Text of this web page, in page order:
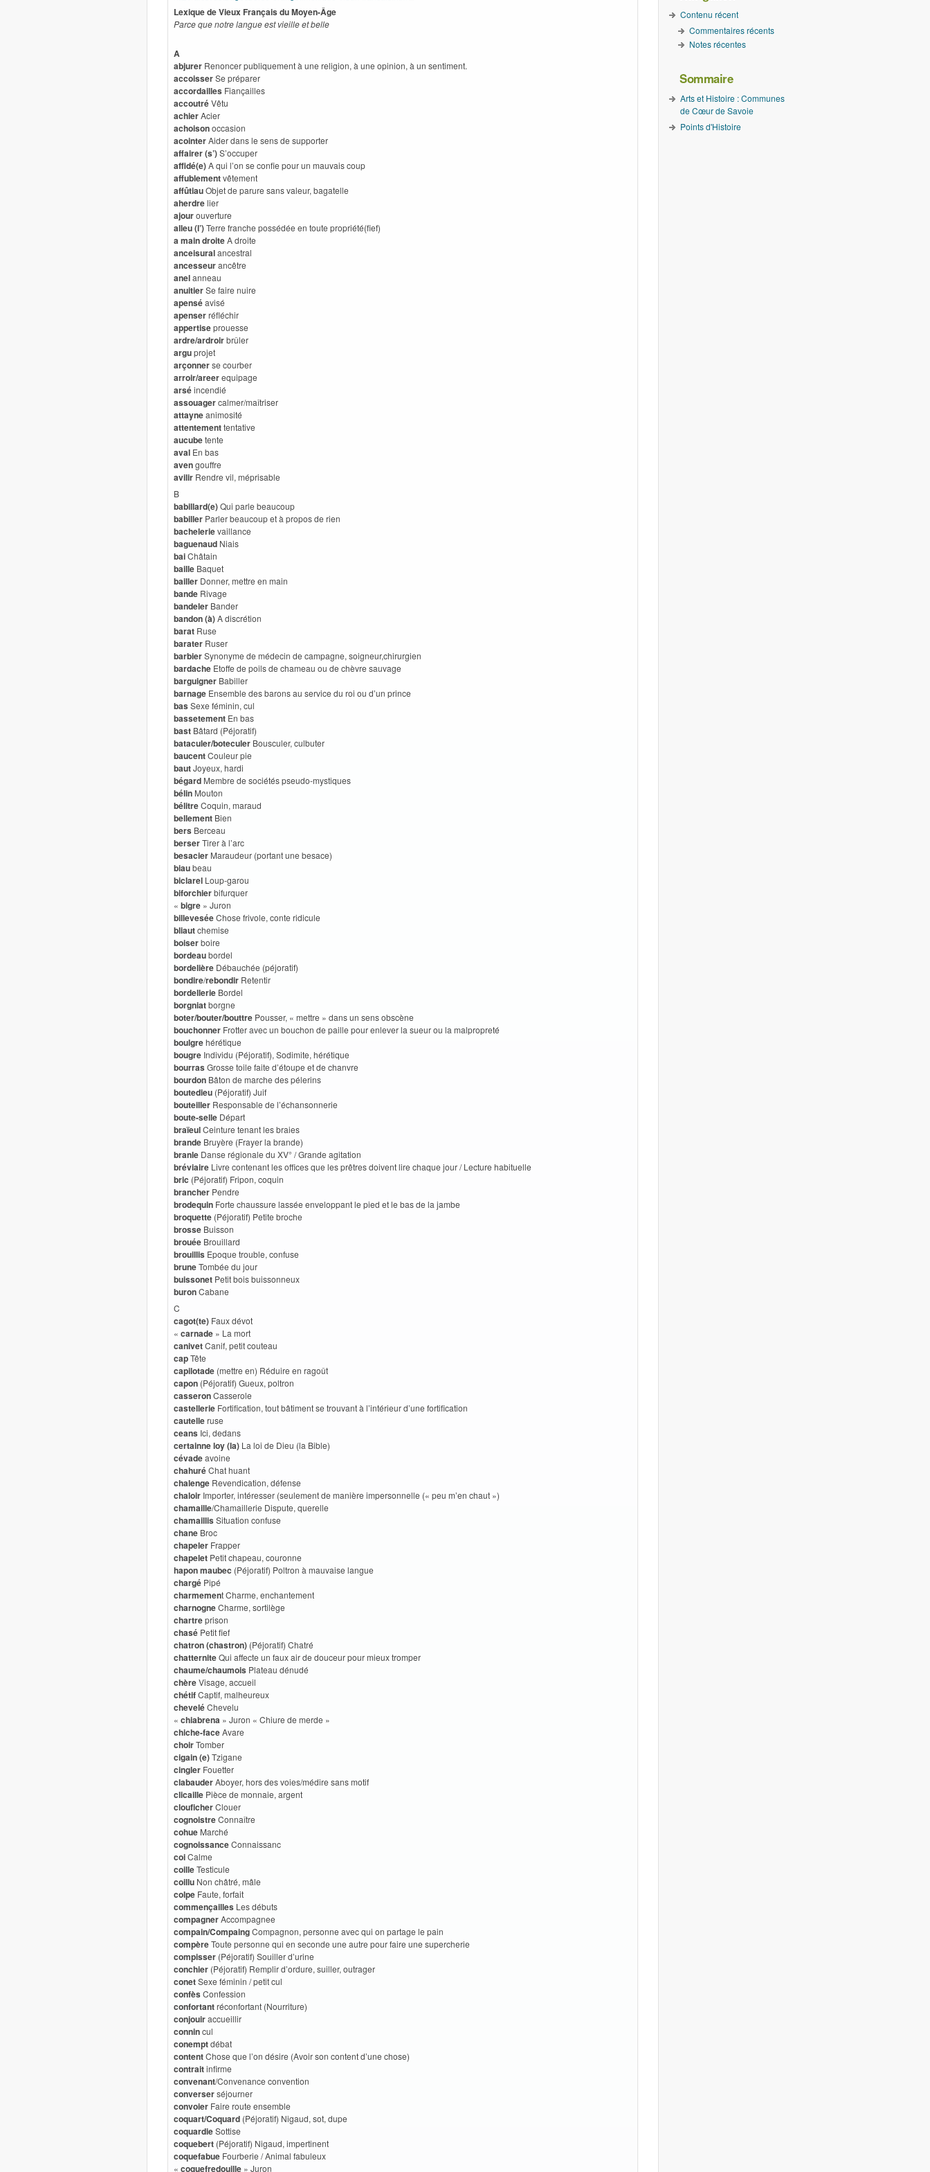
Lexique de Vieux Français du Moyen-Âge
Parce que notre langue est vieille et belle
A
abjurer Renoncer publiquement à une religion, à une opinion, à un sentiment.
accoisserSe préparer
accordailles Fiançailles
accoutréVêtu
achierAcier
achoisonoccasion
acointerAider dans le sens de supporter
affairer(s’)S’occuper
affidé(e)A qui l’on se confie pour un mauvais coup
affublementvêtement
affûtiauObjet de parure sans valeur, bagatelle
aherdrelier
ajourouverture
alleu (l’)Terre franche possédée en toute propriété(fief)
a main droiteA droite
anceisuralancestral
ancesseurancêtre
anelanneau
anuitierSe faire nuire
apenséavisé
apenserréfléchir
appertiseprouesse
ardre/ardroirbrûler
arguprojet
arçonnerse courber
arroir/areerequipage
arséincendié
assouagercalmer/maîtriser
attayneanimosité
attentementtentative
aucubetente
aval En bas
avengouffre
avilir Rendre vil, méprisable
B
babillard(e)Qui parle beaucoup
babiller Parler beaucoup et à propos de rien
bachelerievaillance
baguenaud Niais
baiChâtain
baille Baquet
bailler Donner, mettre en main
bande Rivage
bandeler Bander
bandon (à)A discrétion
barat Ruse
barater Ruser
barbierSynonyme de médecin de campagne, soigneur,chirurgien
bardache Etoffe de poils de chameau ou de chèvre sauvage
barguigner Babiller
barnage Ensemble des barons au service du roi ou d’un prince
bas Sexe féminin, cul
bassetement En bas
bast Bâtard (Péjoratif)
bataculer/boteculer Bousculer, culbuter
baucentCouleur pie
bautJoyeux, hardi
bégard Membre de sociétés pseudo-mystiques
bélin Mouton
bélitreCoquin, maraud
bellement Bien
bers Berceau
berserTirer à l’arc
besacier Maraudeur (portant une besace)
biaubeau
biclarel Loup-garou
biforchierbifurquer
« bigre » Juron
billeveséeChose frivole, conte ridicule
bliautchemise
boiserboire
bordeaubordel
bordelière Débauchée (péjoratif)
bondire/rebondir Retentir
bordellerie Bordel
borgniatborgne
boter/bouter/bouttre Pousser, « mettre » dans un sens obscène
bouchonner Frotter avec un bouchon de paille pour enlever la sueur ou la malpropreté
boulgrehérétique
bougre Individu (Péjoratif), Sodimite, hérétique
bourras Grosse toile faite d’étoupe et de chanvre
bourdon Bâton de marche des pélerins
boutedieu (Péjoratif) Juif
bouteiller Responsable de l’échansonnerie
boute-selle Départ
braïeulCeinture tenant les braies
brande Bruyère (Frayer la brande)
branle Danse régionale du XV° / Grande agitation
bréviaire Livre contenant les offices que les prêtres doivent lire chaque jour / Lecture habituelle
bric (Péjoratif) Fripon, coquin
brancher Pendre
brodequin Forte chaussure lassée enveloppant le pied et le bas de la jambe
broquette (Péjoratif) Petite broche
brosse Buisson
brouée Brouillard
brouillis Epoque trouble, confuse
bruneTombée du jour
buissonet Petit bois buissonneux
buronCabane
C
cagot(te) Faux dévot
« carnade » La mort
canivetCanif, petit couteau
capTête
capilotade (mettre en) Réduire en ragoût
capon (Péjoratif) Gueux, poltron
casseronCasserole
castellerie Fortification, tout bâtiment se trouvant à l’intérieur d’une fortification
cautelleruse
ceans Ici, dedans
certainne loy (la) La loi de Dieu (la Bible)
cévadeavoine
chahuréChat huant
chalenge Revendication, défense
chaloir Importer, intéresser (seulement de manière impersonnelle (« peu m’en chaut »)
chamaille/Chamaillerie Dispute, querelle
chamaillis Situation confuse
chane Broc
chapeler Frapper
chapelet Petit chapeau, couronne
hapon maubec (Péjoratif) Poltron à mauvaise langue
chargé Pipé
charmement Charme, enchantement
charnogneCharme, sortilège
chartreprison
chasé Petit fief
chatron (chastron) (Péjoratif) Chatré
chatterniteQui affecte un faux air de douceur pour mieux tromper
chaume/chaumois Plateau dénudé
chèreVisage, accueil
chétifCaptif, malheureux
cheveléChevelu
« chiabrena » Juron « Chiure de merde »
chiche-faceAvare
choirTomber
cigain (e)Tzigane
cingler Fouetter
clabauderAboyer, hors des voies/médire sans motif
clicaille Pièce de monnaie, argent
clouficherClouer
cognoistreConnaître
cohue Marché
cognoissanceConnaissanc
coiCalme
coilleTesticule
coillu Non châtré, mâle
colpe Faute, forfait
commençailles Les débuts
compagnerAccompagnee
compain/CompaingCompagnon, personne avec qui on partage le pain
compèreToute personne qui en seconde une autre pour faire une supercherie
compisser (Péjoratif) Souiller d’urine
conchier (Péjoratif) Remplir d’ordure, suiller, outrager
conetSexe féminin / petit cul
confès Confession
confortantréconfortant (Nourriture)
conjouiraccueillir
connincul
conemptdébat
contentChose que l’on désire (Avoir son content d’une chose)
contraitinfirme
convenant/Convenance convention
converserséjourner
convoier Faire route ensemble
coquart/Coquard (Péjoratif) Nigaud, sot, dupe
coquardieSottise
coquebert (Péjoratif) Nigaud, impertinent
coquefabue Fourberie / Animal fabuleux
« coquefredouille » Juron
Contenu récent
Commentaires récents
Notes récentes
Sommaire
Arts et Histoire : Communes
de Cœur de Savoie
Points d'Histoire